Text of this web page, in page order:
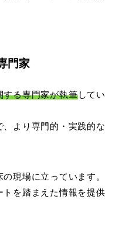
門家
する専門家が執筆してい
より専門的・実践的な
現場に立っています。
を踏まえた情報を提供